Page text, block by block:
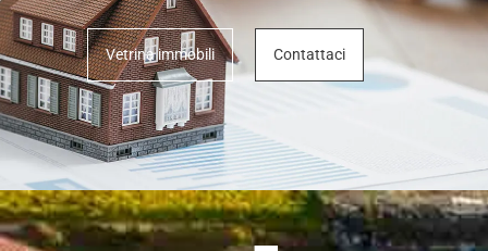
Vetrina immobili Contattaci